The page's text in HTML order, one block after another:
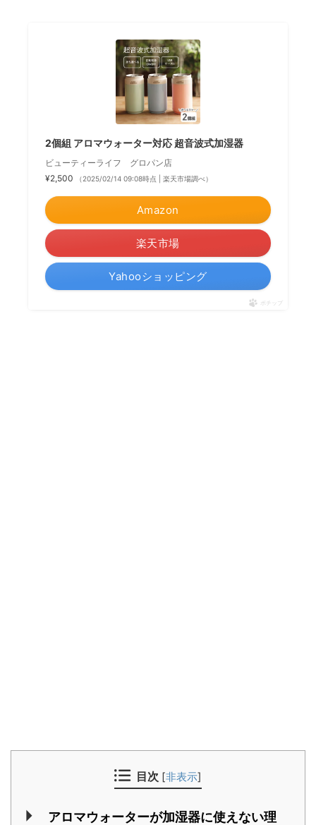
2個組 アロマウォーター対応 超音波式加湿器
ビューティーライフ グロパン店
¥2,500
（2025/02/14 09:08時点 | 楽天市場調べ）
Amazon
楽天市場
Yahooショッピング
ポチップ
目次 [非表示]
アロマウォーターが加湿器に使えない理